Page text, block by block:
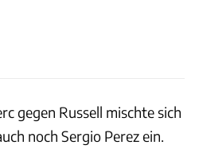
gegen Russell mischte sich
noch Sergio Perez ein.